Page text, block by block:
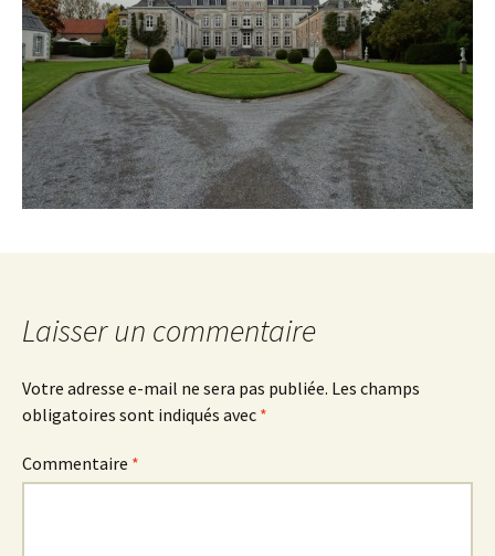
Laisser un commentaire
Votre adresse e-mail ne sera pas publiée. Les champs
obligatoires sont indiqués avec *
Commentaire *